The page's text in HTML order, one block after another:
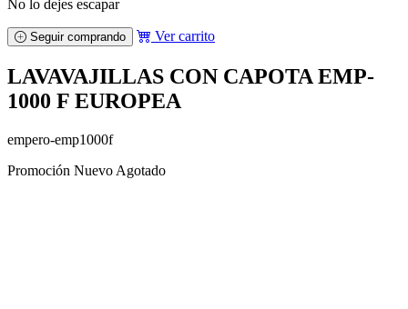
No lo dejes escapar
Seguir comprando Ver carrito
LAVAVAJILLAS CON CAPOTA EMP-
1000 F EUROPEA
empero-emp1000f
Promoción Nuevo Agotado